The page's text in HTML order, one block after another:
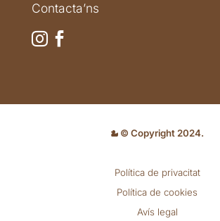
Contacta’ns
 
© Copyright 2024.
Política de privacitat
Política de cookies
Avís legal